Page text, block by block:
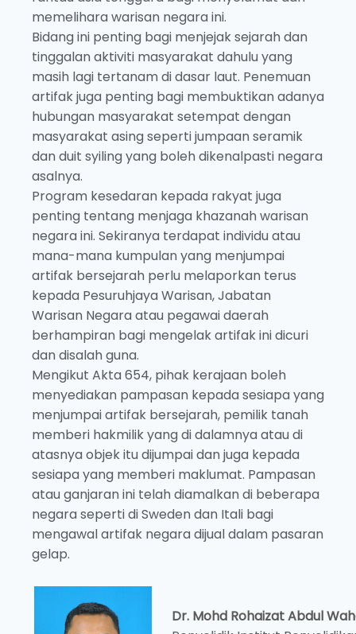
memelihara warisan negara ini.
Bidang ini penting bagi menjejak sejarah dan
tinggalan aktiviti masyarakat dahulu yang
masih lagi tertanam di dasar laut. Penemuan
artifak juga penting bagi membuktikan adanya
hubungan masyarakat setempat dengan
masyarakat asing seperti jumpaan seramik
dan duit syiling yang boleh dikenalpasti negara
asalnya.
Program kesedaran kepada rakyat juga
penting tentang menjaga khazanah warisan
negara ini. Sekiranya terdapat individu atau
mana-mana kumpulan yang menjumpai
artifak bersejarah perlu melaporkan terus
kepada Pesuruhjaya Warisan, Jabatan
Warisan Negara atau pegawai daerah
berhampiran bagi mengelak artifak ini dicuri
dan disalah guna.
Mengikut Akta 654, pihak kerajaan boleh
menyediakan pampasan kepada sesiapa yang
menjumpai artifak bersejarah, pemilik tanah
memberi hakmilik yang di dalamnya atau di
atasnya objek itu dijumpai dan juga kepada
sesiapa yang memberi maklumat. Pampasan
atau ganjaran ini telah diamalkan di beberapa
negara seperti di Sweden dan Itali bagi
mengawal artifak negara dijual dalam pasaran
gelap.
Dr. Mohd Rohaizat Abdul